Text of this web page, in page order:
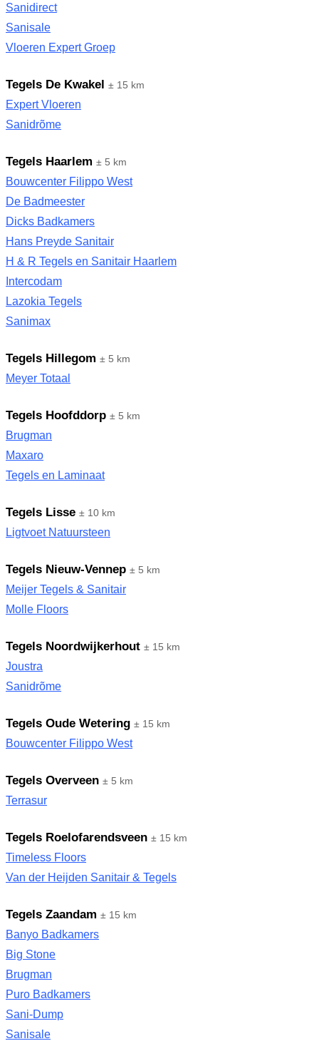
Sanidirect
Sanisale
Vloeren Expert Groep
Tegels De Kwakel ± 15 km
Expert Vloeren
Sanidrõme
Tegels Haarlem ± 5 km
Bouwcenter Filippo West
De Badmeester
Dicks Badkamers
Hans Preyde Sanitair
H & R Tegels en Sanitair Haarlem
Intercodam
Lazokia Tegels
Sanimax
Tegels Hillegom ± 5 km
Meyer Totaal
Tegels Hoofddorp ± 5 km
Brugman
Maxaro
Tegels en Laminaat
Tegels Lisse ± 10 km
Ligtvoet Natuursteen
Tegels Nieuw-Vennep ± 5 km
Meijer Tegels & Sanitair
Molle Floors
Tegels Noordwijkerhout ± 15 km
Joustra
Sanidrõme
Tegels Oude Wetering ± 15 km
Bouwcenter Filippo West
Tegels Overveen ± 5 km
Terrasur
Tegels Roelofarendsveen ± 15 km
Timeless Floors
Van der Heijden Sanitair & Tegels
Tegels Zaandam ± 15 km
Banyo Badkamers
Big Stone
Brugman
Puro Badkamers
Sani-Dump
Sanisale